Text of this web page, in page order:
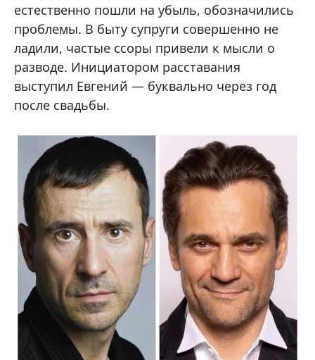
естественно пошли на убыль, обозначились
проблемы. В быту супруги совершенно не
ладили, частые ссоры привели к мысли о
разводе. Инициатором расставания
выступил Евгений — буквально через год
после свадьбы.